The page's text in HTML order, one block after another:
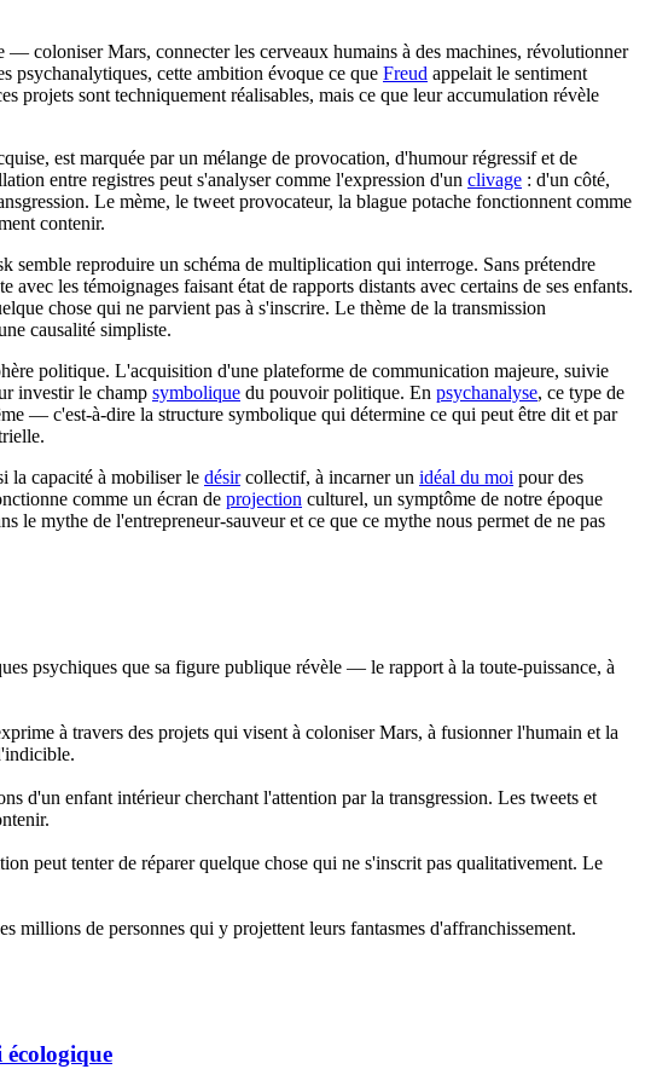
coloniser Mars, connecter les cerveaux humains à des machines, révolutionner
psychanalytiques, cette ambition évoque ce que Freud appelait le sentiment
projets sont techniquement réalisables, mais ce que leur accumulation révèle
est marquée par un mélange de provocation, d'humour régressif et de
entre registres peut s'analyser comme l'expression d'un clivage : d'un côté,
Le mème, le tweet provocateur, la blague potache fonctionnent comme
contenir.
semble reproduire un schéma de multiplication qui interroge. Sans prétendre
les témoignages faisant état de rapports distants avec certains de ses enfants.
chose qui ne parvient pas à s'inscrire. Le thème de la transmission
causalité simpliste.
politique. L'acquisition d'une plateforme de communication majeure, suivie
investir le champ symbolique du pouvoir politique. En psychanalyse, ce type de
— c'est-à-dire la structure symbolique qui détermine ce qui peut être dit et par
la capacité à mobiliser le désircollectif, à incarner un idéal du moi pour des
comme un écran de projection culturel, un symptôme de notre époque
le mythe de l'entrepreneur-sauveur et ce que ce mythe nous permet de ne pas
psychiques que sa figure publique révèle — le rapport à la toute-puissance, à
à travers des projets qui visent à coloniser Mars, à fusionner l'humain et la
d'un enfant intérieur cherchant l'attention par la transgression. Les tweets et
peut tenter de réparer quelque chose qui ne s'inscrit pas qualitativement. Le
de personnes qui y projettent leurs fantasmes d'affranchissement.